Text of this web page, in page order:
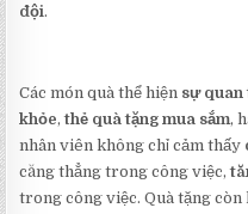
đội.
Các món quà thể hiện sự quan
khỏe,thẻ quà tặng mua sắm,
nhân viên không chỉ cảm thấy
căng thẳng trong công việc,
trong công việc. Quà tặng